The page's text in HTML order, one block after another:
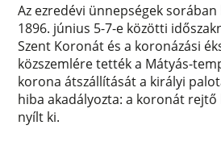
Az ezredévi ünnepségek
1896. június 5-7-e közötti
Szent Koronát és a koronázási
közszemlére tették a Mátyás-
korona átszállítását a királyi
hiba akadályozta: a koronát rejtő
nyílt ki.